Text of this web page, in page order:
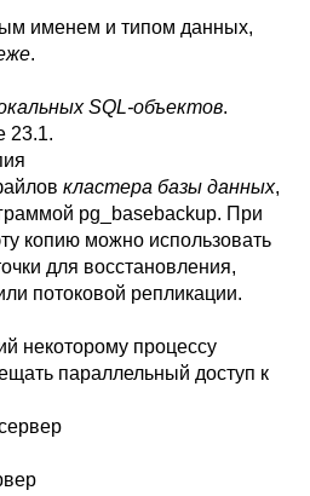
именем и типом данных,
.
SQL-объектов.
23.1.
кластера базы данных,
pg_basebackup. При
копию можно использовать
для восстановления,
потоковой репликации.
некоторому процессу
параллельный доступ к